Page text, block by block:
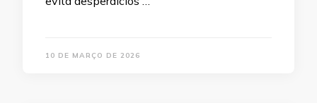
10 DE MARÇO DE 2026